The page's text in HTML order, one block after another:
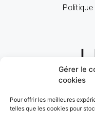
Gérer le
cookies
Pour offrir les meilleures
telles que les cookies pour